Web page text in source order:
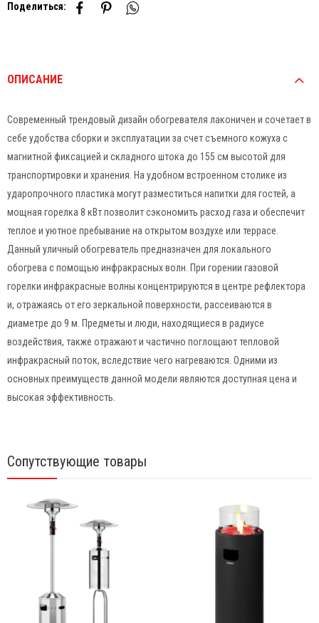
Поделиться:
ОПИСАНИЕ
Современный трендовый дизайн обогревателя лаконичен и сочетает в
себе удобства сборки и эксплуатации за счет съемного кожуха с
магнитной фиксацией и складного штока до 155 см высотой для
транспортировки и хранения. На удобном встроенном столике из
ударопрочного пластика могут разместиться напитки для гостей, а
мощная горелка 8 кВт позволит сэкономить расход газа и обеспечит
теплое и уютное пребывание на открытом воздухе или террасе.
Данный уличный обогреватель предназначен для локального
обогрева с помощью инфракрасных волн. При горении газовой
горелки инфракрасные волны концентрируются в центре рефлектора
и, отражаясь от его зеркальной поверхности, рассеиваются в
диаметре до 9 м. Предметы и люди, находящиеся в радиусе
воздействия, также отражают и частично поглощают тепловой
инфракрасный поток, вследствие чего нагреваются. Одними из
основных преимуществ данной модели являются доступная цена и
высокая эффективность.
Сопутствующие товары